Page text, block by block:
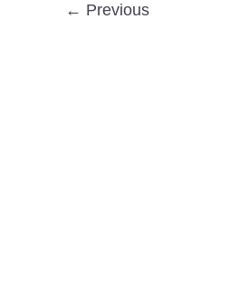
← Previous